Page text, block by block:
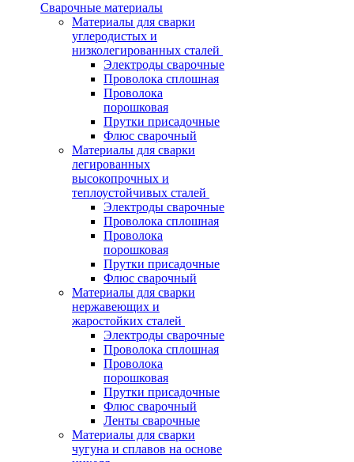
Сварочные материалы
Материалы для сварки
углеродистых и
низколегированных сталей
Электроды сварочные
Проволока сплошная
Проволока
порошковая
Прутки присадочные
Флюс сварочный
Материалы для сварки
легированных
высокопрочных и
теплоустойчивых сталей
Электроды сварочные
Проволока сплошная
Проволока
порошковая
Прутки присадочные
Флюс сварочный
Материалы для сварки
нержавеющих и
жаростойких сталей
Электроды сварочные
Проволока сплошная
Проволока
порошковая
Прутки присадочные
Флюс сварочный
Ленты сварочные
Материалы для сварки
чугуна и сплавов на основе